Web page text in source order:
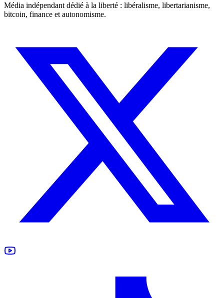
Média indépendant dédié à la liberté : libéralisme, libertarianisme,
bitcoin, finance et autonomisme.